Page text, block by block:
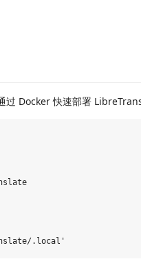
过 Docker 快速部署